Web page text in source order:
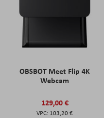
OBSBOT Meet Flip 4K
Webcam
129,00 €
103,20 €